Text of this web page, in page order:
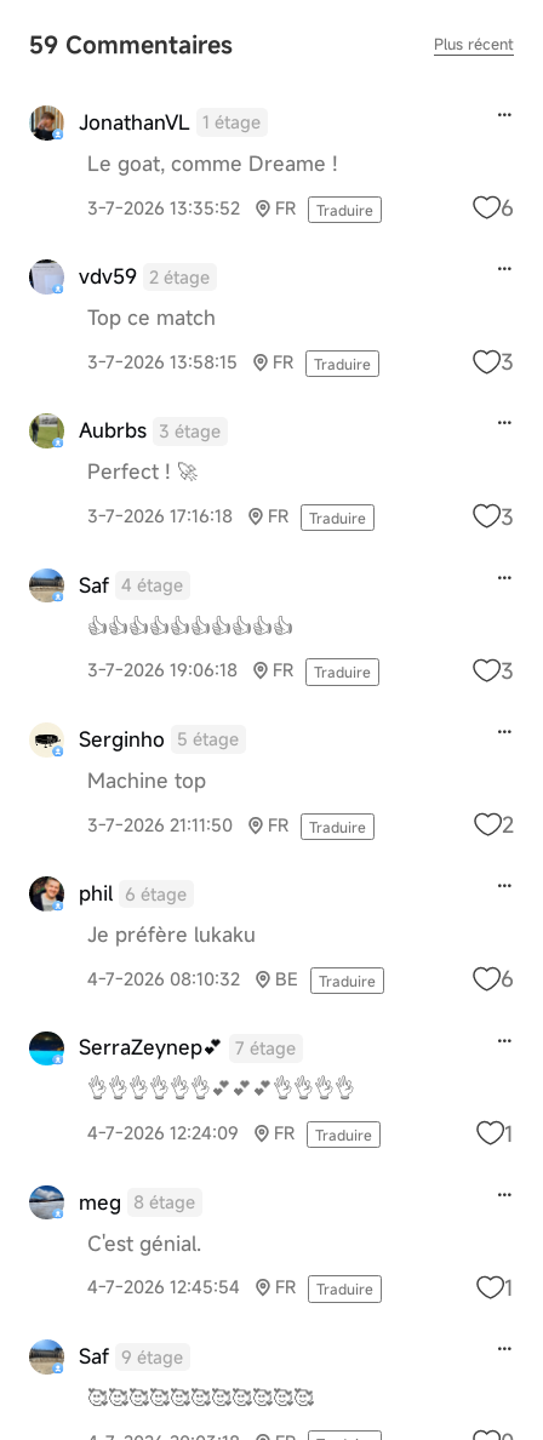
59 Commentaires Plus récent
JonathanVL 1 étage
Le goat, comme Dreame !
3-7-2026 13:35:52 FR Traduire 6
vdv59 2 étage
Top ce match
3-7-2026 13:58:15 FR Traduire 3
Aubrbs 3 étage
Perfect ! 🚀
3-7-2026 17:16:18 FR Traduire 3
Saf 4 étage
👍👍👍👍👍👍👍👍👍👍
3-7-2026 19:06:18 FR Traduire 3
Serginho 5 étage
Machine top
3-7-2026 21:11:50 FR Traduire 2
phil 6 étage
Je préfère lukaku
4-7-2026 08:10:32 BE Traduire 6
SerraZeynep💕 7 étage
👌👌👌👌👌👌💕💕💕👌👌👌👌
4-7-2026 12:24:09 FR Traduire 1
meg 8 étage
C'est génial.
4-7-2026 12:45:54 FR Traduire 1
Saf 9 étage
🥰🥰🥰🥰🥰🥰🥰🥰🥰🥰🥰